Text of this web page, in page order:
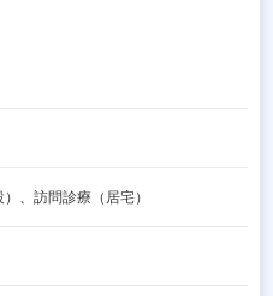
、訪問診療（居宅）